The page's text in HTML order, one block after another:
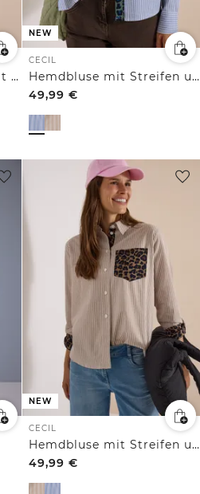
Langarm Hemdbluse mit Streifen
NEW
CECIL
Hemdbluse mit Streifen und Leo-Brusttasche
49,99 €
NEW
CECIL
Hemdbluse mit Streifen und Leo-Brusttasche
49,99 €